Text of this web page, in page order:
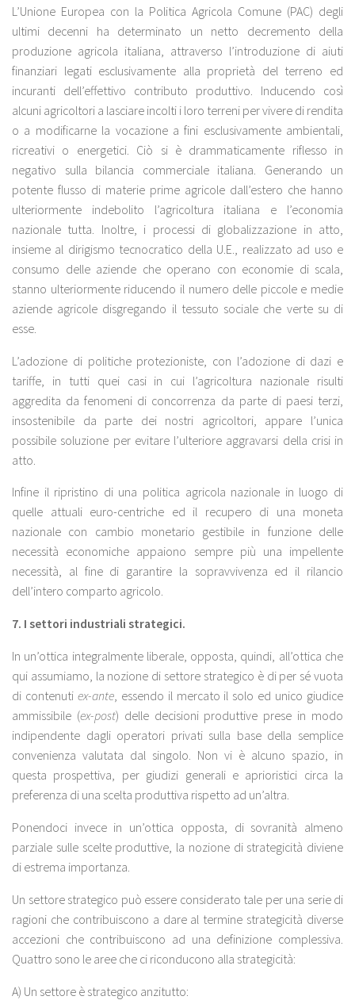
L’Unione Europea con la Politica Agricola Comune (PAC) degli
ultimi decenni ha determinato un netto decremento della
produzione agricola italiana, attraverso l’introduzione di aiuti
finanziari legati esclusivamente alla proprietà del terreno ed
incuranti dell’effettivo contributo produttivo. Inducendo così
alcuni agricoltori a lasciare incolti i loro terreni per vivere di rendita
o a modificarne la vocazione a fini esclusivamente ambientali,
ricreativi o energetici. Ciò si è drammaticamente riflesso in
negativo sulla bilancia commerciale italiana. Generando un
potente flusso di materie prime agricole dall’estero che hanno
ulteriormente indebolito l’agricoltura italiana e l’economia
nazionale tutta. Inoltre, i processi di globalizzazione in atto,
insieme al dirigismo tecnocratico della U.E., realizzato ad uso e
consumo delle aziende che operano con economie di scala,
stanno ulteriormente riducendo il numero delle piccole e medie
aziende agricole disgregando il tessuto sociale che verte su di
esse.
L’adozione di politiche protezioniste, con l’adozione di dazi e
tariffe, in tutti quei casi in cui l’agricoltura nazionale risulti
aggredita da fenomeni di concorrenza da parte di paesi terzi,
insostenibile da parte dei nostri agricoltori, appare l’unica
possibile soluzione per evitare l’ulteriore aggravarsi della crisi in
atto.
Infine il ripristino di una politica agricola nazionale in luogo di
quelle attuali euro-centriche ed il recupero di una moneta
nazionale con cambio monetario gestibile in funzione delle
necessità economiche appaiono sempre più una impellente
necessità, al fine di garantire la sopravvivenza ed il rilancio
dell’intero comparto agricolo.
7. I settori industriali strategici.
In un’ottica integralmente liberale, opposta, quindi, all’ottica che
qui assumiamo, la nozione di settore strategico è di per sé vuota
di contenuti ex-ante, essendo il mercato il solo ed unico giudice
ammissibile (ex-post) delle decisioni produttive prese in modo
indipendente dagli operatori privati sulla base della semplice
convenienza valutata dal singolo. Non vi è alcuno spazio, in
questa prospettiva, per giudizi generali e aprioristici circa la
preferenza di una scelta produttiva rispetto ad un’altra.
Ponendoci invece in un’ottica opposta, di sovranità almeno
parziale sulle scelte produttive, la nozione di strategicità diviene
di estrema importanza.
Un settore strategico può essere considerato tale per una serie di
ragioni che contribuiscono a dare al termine strategicità diverse
accezioni che contribuiscono ad una definizione complessiva.
Quattro sono le aree che ci riconducono alla strategicità:
A) Un settore è strategico anzitutto: